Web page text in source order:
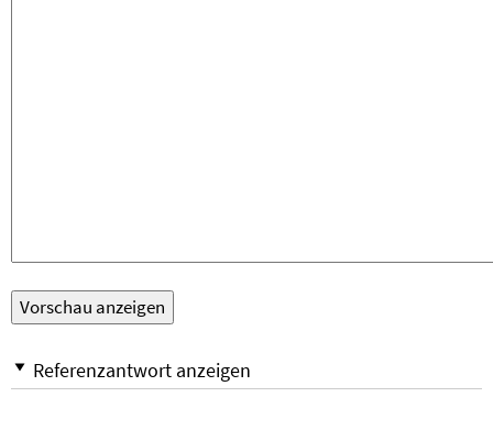
Referenzantwort anzeigen